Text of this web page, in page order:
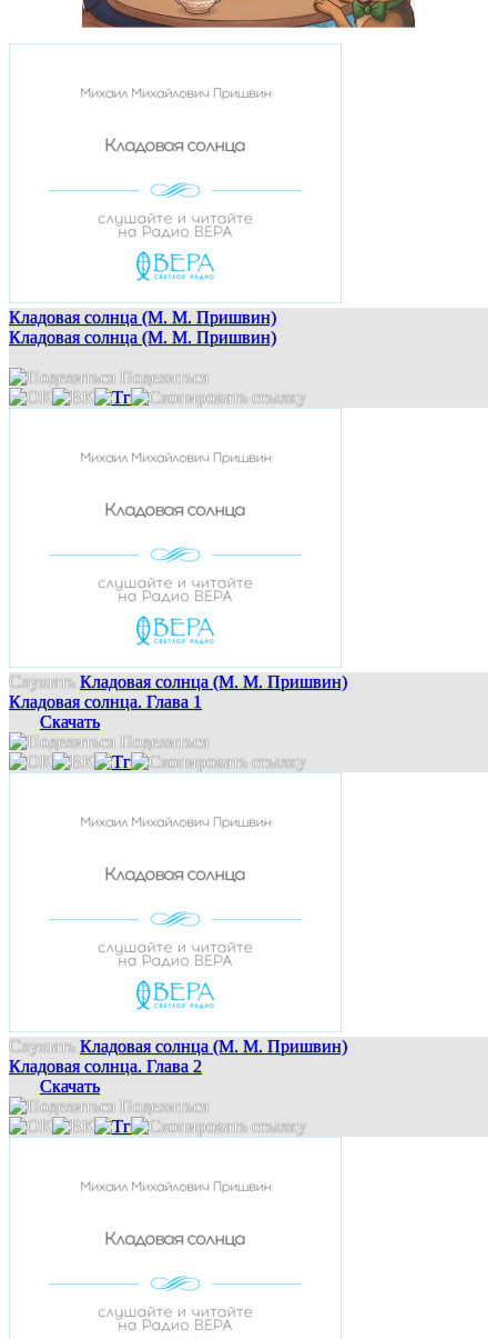
Кладовая солнца (М. М. Пришвин)
Кладовая солнца (М. М. Пришвин)
Поделиться
Слушать Кладовая солнца (М. М. Пришвин)
Кладовая солнца. Глава 1
Скачать
Поделиться
Слушать Кладовая солнца (М. М. Пришвин)
Кладовая солнца. Глава 2
Скачать
Поделиться